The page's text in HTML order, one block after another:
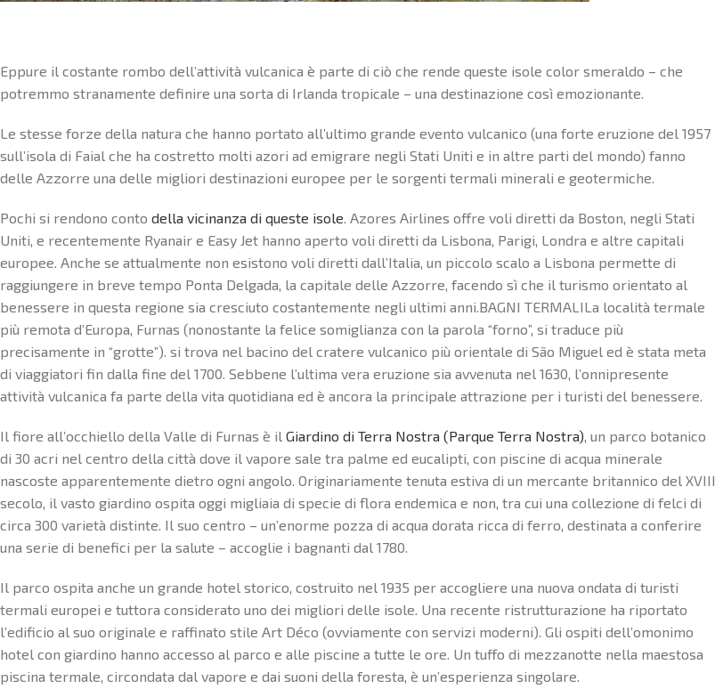
Eppure il costante rombo dell’attività vulcanica è parte di ciò che rende queste isole color smeraldo – che
potremmo stranamente definire una sorta di Irlanda tropicale – una destinazione così emozionante.
Le stesse forze della natura che hanno portato all’ultimo grande evento vulcanico (una forte eruzione del 1957
sull’isola di Faial che ha costretto molti azori ad emigrare negli Stati Uniti e in altre parti del mondo) fanno
delle Azzorre una delle migliori destinazioni europee per le sorgenti termali minerali e geotermiche.
Pochi si rendono conto della vicinanza di queste isole . Azores Airlines offre voli diretti da Boston, negli Stati
Uniti, e recentemente Ryanair e Easy Jet hanno aperto voli diretti da Lisbona, Parigi, Londra e altre capitali
europee. Anche se attualmente non esistono voli diretti dall’Italia, un piccolo scalo a Lisbona permette di
raggiungere in breve tempo Ponta Delgada, la capitale delle Azzorre, facendo sì che il turismo orientato al
benessere in questa regione sia cresciuto costantemente negli ultimi anni.BAGNI TERMALILa località termale
più remota d’Europa, Furnas (nonostante la felice somiglianza con la parola “forno”, si traduce più
precisamente in “grotte”). si trova nel bacino del cratere vulcanico più orientale di São Miguel ed è stata meta
di viaggiatori fin dalla fine del 1700. Sebbene l’ultima vera eruzione sia avvenuta nel 1630, l’onnipresente
attività vulcanica fa parte della vita quotidiana ed è ancora la principale attrazione per i turisti del benessere.
Il fiore all’occhiello della Valle di Furnas è il Giardino di Terra Nostra (Parque Terra Nostra) , un parco botanico
di 30 acri nel centro della città dove il vapore sale tra palme ed eucalipti, con piscine di acqua minerale
nascoste apparentemente dietro ogni angolo. Originariamente tenuta estiva di un mercante britannico del XVIII
secolo, il vasto giardino ospita oggi migliaia di specie di flora endemica e non, tra cui una collezione di felci di
circa 300 varietà distinte. Il suo centro – un’enorme pozza di acqua dorata ricca di ferro, destinata a conferire
una serie di benefici per la salute – accoglie i bagnanti dal 1780.
Il parco ospita anche un grande hotel storico, costruito nel 1935 per accogliere una nuova ondata di turisti
termali europei e tuttora considerato uno dei migliori delle isole. Una recente ristrutturazione ha riportato
l’edificio al suo originale e raffinato stile Art Déco (ovviamente con servizi moderni). Gli ospiti dell’omonimo
hotel con giardino hanno accesso al parco e alle piscine a tutte le ore. Un tuffo di mezzanotte nella maestosa
piscina termale, circondata dal vapore e dai suoni della foresta, è un’esperienza singolare.